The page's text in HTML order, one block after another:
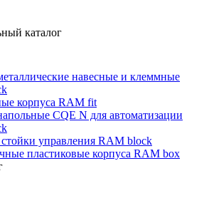
каталог
навесные и клеммные
корпуса RAM fit
CQE N для автоматизации
управления RAM block
пластиковые корпуса RAM box